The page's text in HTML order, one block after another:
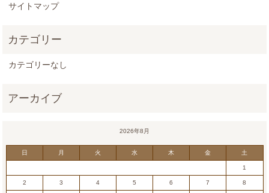
サイトマップ
カテゴリーなし
2026年8月
日 月 火 水 木 金 土
1
2 3 4 5 6 7 8